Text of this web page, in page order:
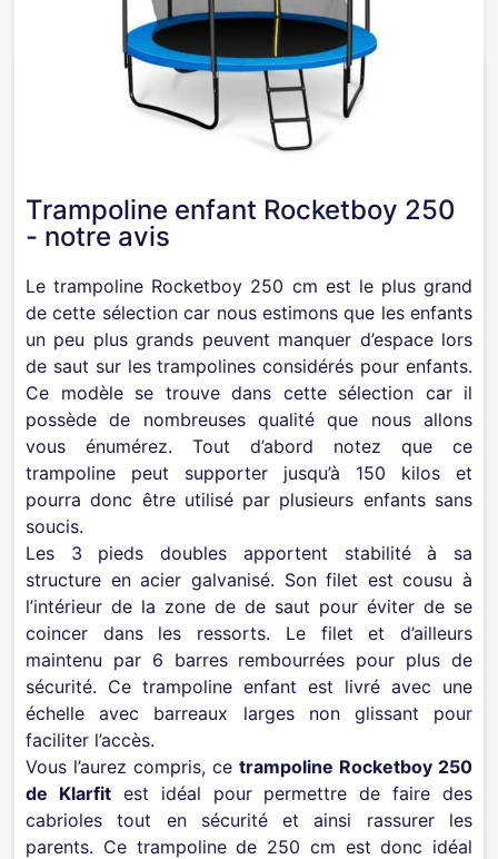
Trampoline enfant Rocketboy 250
- notre avis
Le trampoline Rocketboy 250 cm est le plus grand
de cette sélection car nous estimons que les enfants
un peu plus grands peuvent manquer d’espace lors
de saut sur les trampolines considérés pour enfants.
Ce modèle se trouve dans cette sélection car il
possède de nombreuses qualité que nous allons
vous énumérez. Tout d’abord notez que ce
trampoline peut supporter jusqu’à 150 kilos et
pourra donc être utilisé par plusieurs enfants sans
soucis.
Les 3 pieds doubles apportent stabilité à sa
structure en acier galvanisé. Son filet est cousu à
l’intérieur de la zone de de saut pour éviter de se
coincer dans les ressorts. Le filet et d’ailleurs
maintenu par 6 barres rembourrées pour plus de
sécurité. Ce trampoline enfant est livré avec une
échelle avec barreaux larges non glissant pour
faciliter l’accès.
Vous l’aurez compris, ce trampoline Rocketboy 250
de Klarfitest idéal pour permettre de faire des
cabrioles tout en sécurité et ainsi rassurer les
parents. Ce trampoline de 250 cm est donc idéal